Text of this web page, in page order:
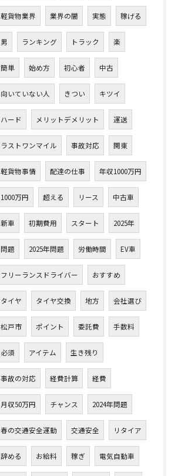
軽貨物業界 業界の闇 実態 稼げる
男 ランキング トラック 楽
簡単 始め方 初心者 中古
向いていない人 きつい キツイ
ハード メリットデメリット 運送
ラストワンマイル 事故対応 関東
軽貨物事情 配達の仕事 年収1000万円
1000万円 超える リース 中古車
新車 初期費用 スタート 2025年
問題 2025年問題 労働時間 EV車
フリーランスドライバー おすすめ
タイヤ タイヤ交換 地方 会社選び
松戸市 ポイント 委託費 手数料
必須 アイテム 生き残り
事故の対応 経費計算 経費
月収50万円 チャンス 2024年問題
春の交通安全運動 交通安全 リタイア
辞める お給料 稼ぎ 電気自動車